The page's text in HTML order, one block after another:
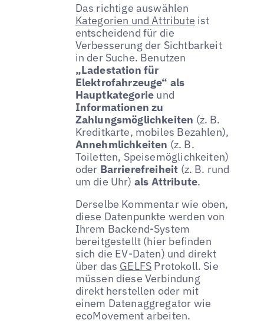
Das richtige auswählen
Kategorien und Attribute ist
entscheidend für die
Verbesserung der Sichtbarkeit
in der Suche. Benutzen
„Ladestation für
Elektrofahrzeuge“ als
Hauptkategorie und
Informationen zu
Zahlungsmöglichkeiten (z. B.
Kreditkarte, mobiles Bezahlen),
Annehmlichkeiten (z. B.
Toiletten, Speisemöglichkeiten)
oder Barrierefreiheit (z. B. rund
um die Uhr) als Attribute.
Derselbe Kommentar wie oben,
diese Datenpunkte werden von
Ihrem Backend-System
bereitgestellt (hier befinden
sich die EV-Daten) und direkt
über das GELFS Protokoll. Sie
müssen diese Verbindung
direkt herstellen oder mit
einem Datenaggregator wie
ecoMovement arbeiten.